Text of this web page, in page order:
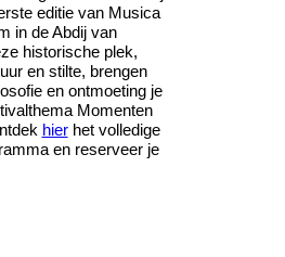
editie van Musica
in de Abdij van
historische plek,
en stilte, brengen
en ontmoeting je
Momenten
hierhet volledige
en reserveer je